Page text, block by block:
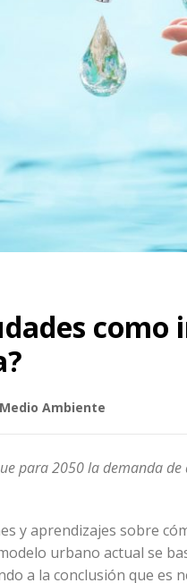
Medio Ambiente
para 2050 la demanda
y aprendizajes sobre
urbano actual se
a la conclusión que es